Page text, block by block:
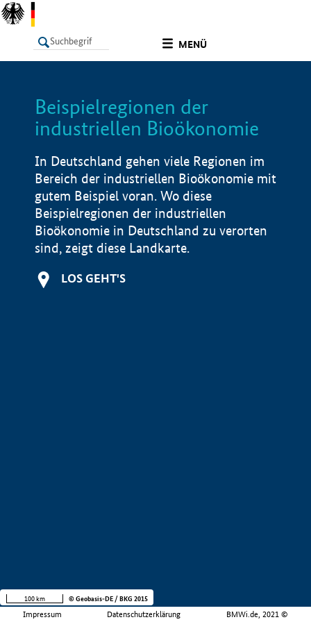
MENÜ
LISTE
Beispielregionen der
industriellen Bioökonomie
In Deutschland gehen viele Regionen im
Bereich der industriellen Bioökonomie mit
gutem Beispiel voran. Wo diese
Beispielregionen der industriellen
Bioökonomie in Deutschland zu verorten
sind, zeigt diese Landkarte.
LOS GEHT'S
Impressum Datenschutzerklärung BMWi.de, 2021 ©
100 km © Geobasis-DE / BKG 2015